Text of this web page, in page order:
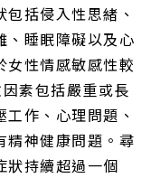
括侵入性思緒、
、睡眠障礙以及心
女性情感敏感性較
素包括嚴重或長
作、心理問題、
精神健康問題。尋
狀持續超過一個